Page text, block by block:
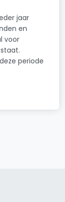
jaar
en
voor
periode